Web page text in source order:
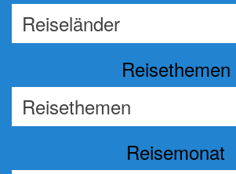
Reisethemen
Reisemonat